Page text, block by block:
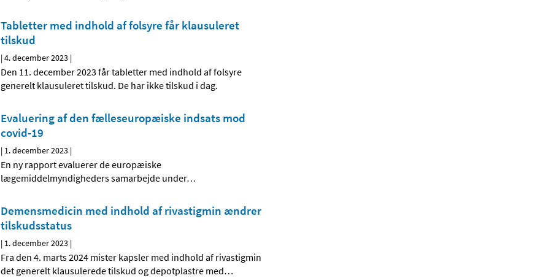
Tabletter med indhold af folsyre får klausuleret
tilskud
|4. december 2023 |
Den 11. december 2023 får tabletter med indhold af folsyre
generelt klausuleret tilskud. De har ikke tilskud i dag.
Evaluering af den fælleseuropæiske indsats mod
covid-19
| 1. december 2023 |
En ny rapport evaluerer de europæiske
lægemiddelmyndigheders samarbejde under…
Demensmedicin med indhold af rivastigmin ændrer
tilskudsstatus
| 1. december 2023 |
Fra den 4. marts 2024 mister kapsler med indhold af rivastigmin
det generelt klausulerede tilskud og depotplastre med…